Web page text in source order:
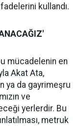
kullandı.
ĞIZ'
mücadelenin en
Akat Ata,
ya da gayrimeşru
ve
yerlerdir. Bu
metruk